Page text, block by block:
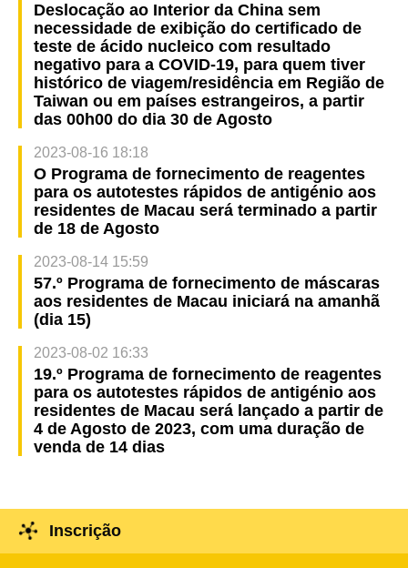
Deslocação ao Interior da China sem
necessidade de exibição do certificado de
teste de ácido nucleico com resultado
negativo para a COVID-19, para quem tiver
histórico de viagem/residência em Região de
Taiwan ou em países estrangeiros, a partir
das 00h00 do dia 30 de Agosto
2023-08-16 18:18
O Programa de fornecimento de reagentes
para os autotestes rápidos de antigénio aos
residentes de Macau será terminado a partir
de 18 de Agosto
2023-08-14 15:59
57.º Programa de fornecimento de máscaras
aos residentes de Macau iniciará na amanhã
(dia 15)
2023-08-02 16:33
19.º Programa de fornecimento de reagentes
para os autotestes rápidos de antigénio aos
residentes de Macau será lançado a partir de
4 de Agosto de 2023, com uma duração de
venda de 14 dias
Inscrição